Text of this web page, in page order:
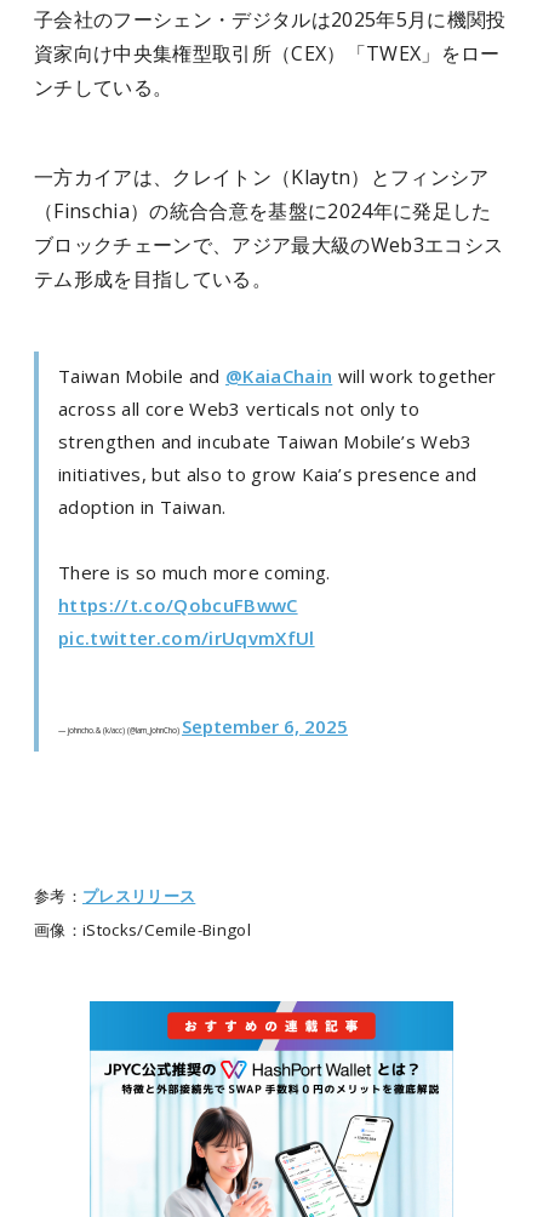
子会社のフーシェン・デジタルは2025年5月に機関投
資家向け中央集権型取引所（CEX）「TWEX」をロー
ンチしている。
一方カイアは、クレイトン（Klaytn）とフィンシア
（Finschia）の統合合意を基盤に2024年に発足した
ブロックチェーンで、アジア最大級のWeb3エコシス
テム形成を目指している。
Taiwan Mobile and @KaiaChain will work together
across all core Web3 verticals not only to
strengthen and incubate Taiwan Mobile’s Web3
initiatives, but also to grow Kaia’s presence and
adoption in Taiwan.
There is so much more coming.
https://t.co/QobcuFBwwC
pic.twitter.com/irUqvmXfUl
— johncho.& (k/acc) (@Iam_JohnCho) September 6, 2025
参考： プレスリリース
画像：iStocks/Cemile-Bingol